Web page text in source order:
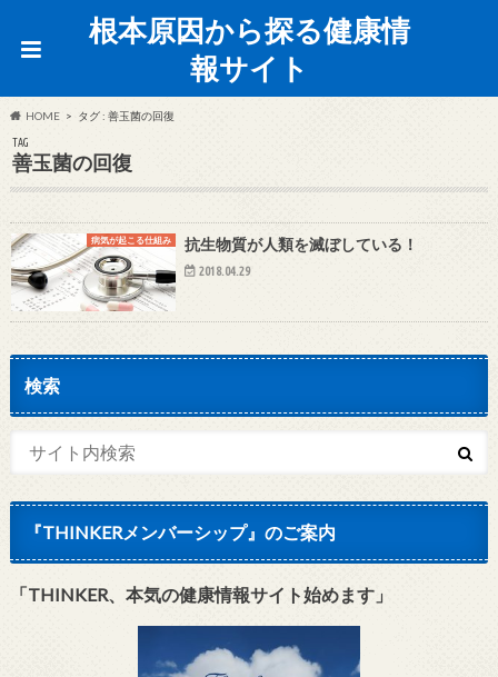
根本原因から探る健康情
報サイト
HOME タグ : 善玉菌の回復
TAG
善玉菌の回復
病気が起こる仕組み 抗生物質が人類を滅ぼしている！
2018.04.29
検索
『THINKERメンバーシップ』のご案内
「THINKER、本気の健康情報サイト始めます」